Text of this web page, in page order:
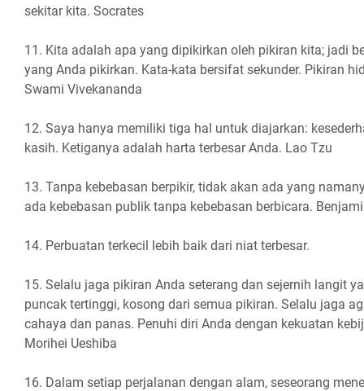
sekitar kita. Socrates
11. Kita adalah apa yang dipikirkan oleh pikiran kita; jadi
yang Anda pikirkan. Kata-kata bersifat sekunder. Pikiran
Swami Vivekananda
12. Saya hanya memiliki tiga hal untuk diajarkan:
kasih. Ketiganya adalah harta terbesar Anda. Lao Tzu
13. Tanpa kebebasan berpikir, tidak akan ada yang
ada kebebasan publik tanpa kebebasan berbicara.
14. Perbuatan terkecil lebih baik dari niat terbesar.
15. Selalu jaga pikiran Anda seterang dan sejernih langit
puncak tertinggi, kosong dari semua pikiran. Selalu jaga
cahaya dan panas. Penuhi diri Anda dengan kekuatan
Morihei Ueshiba
16. Dalam setiap perjalanan dengan alam, seseorang